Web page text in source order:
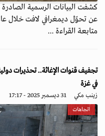
كشفت البيانات الرسمية الصادرة
عن تحوّل ديمغرافي لافت خلال عام 2025، يتمثل في
متابعة القراءة ...
تجفيف قنوات الإغاثة.. تحذيرات
في غزة
زينب مكي 31 ديسمبر 2025 - 17:17
اتجاهات